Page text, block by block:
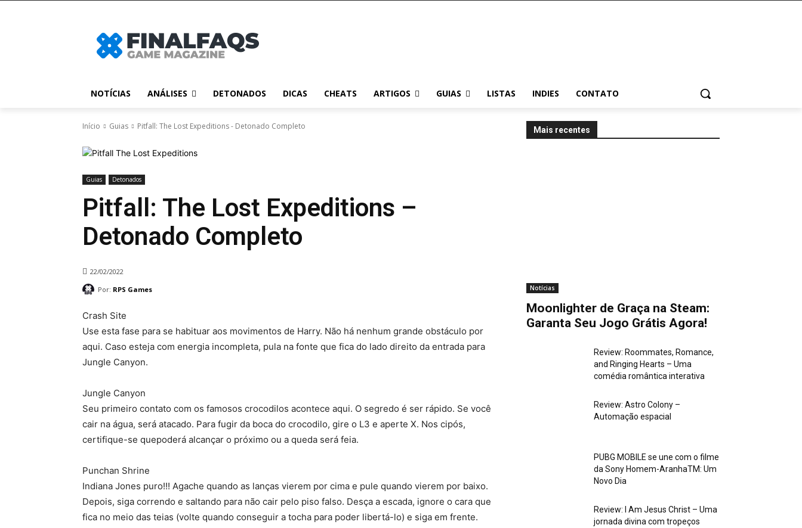
NOTÍCIAS ANÁLISES DETONADOS DICAS CHEATS ARTIGOS GUIAS LISTAS INDIES CONTATO
Início Guias Pitfall: The Lost Expeditions - Detonado Completo
Guias Detonados
Pitfall: The Lost Expeditions –
Detonado Completo
22/02/2022
Por: RPS Games
Crash Site
Use esta fase para se habituar aos movimentos de Harry. Não há nenhum grande obstáculo por
aqui. Caso esteja com energia incompleta, pula na fonte que fica do lado direito da entrada para
Jungle Canyon.
Jungle Canyon
Seu primeiro contato com os famosos crocodilos acontece aqui. O segredo é ser rápido. Se você
cair na água, será atacado. Para fugir da boca do crocodilo, gire o L3 e aperte X. Nos cipós,
certifique-se quepoderá alcançar o próximo ou a queda será feia.
Punchan Shrine
Indiana Jones puro!!! Agache quando as lanças vierem por cima e pule quando vierem por baixo.
Depois, siga correndo e saltando para não cair pelo piso falso. Desça a escada, ignore o cara que
fica no meio das teias (volte quando conseguir a tocha para poder libertá-lo) e siga em frente.
Mais recentes
Notícias
Moonlighter de Graça na Steam:
Garanta Seu Jogo Grátis Agora!
Review: Roommates, Romance,
and Ringing Hearts – Uma
comédia romântica interativa
Review: Astro Colony –
Automação espacial
PUBG MOBILE se une com o filme
da Sony Homem-AranhaTM: Um
Novo Dia
Review: I Am Jesus Christ – Uma
jornada divina com tropeços